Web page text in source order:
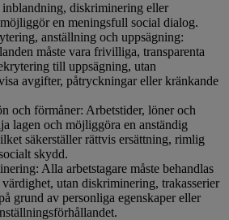
diskriminering eller
en meningsfull social dialog.
anställning och uppsägning:
måste vara frivilliga, transparenta
till uppsägning, utan
avgifter, påtryckningar eller kränkande
och förmåner: Arbetstider, löner och
lagen och möjliggöra en anständig
säkerställer rättvis ersättning, rimlig
skydd.
Alla arbetstagare måste behandlas
utan diskriminering, trakasserier
grund av personliga egenskaper eller